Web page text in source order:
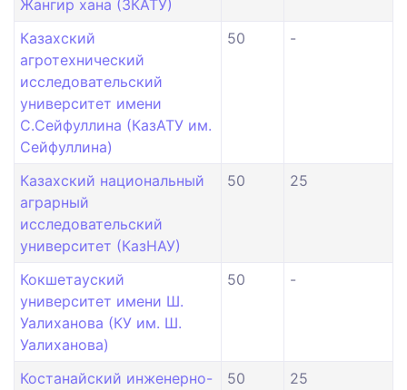
Жангир хана (ЗКАТУ)
Казахский
агротехнический
исследовательский
университет имени
С.Сейфуллина (КазАТУ им.
Сейфуллина)
50 -
Казахский национальный
аграрный
исследовательский
университет (КазНАУ)
50 25
Кокшетауский
университет имени Ш.
Уалиханова (КУ им. Ш.
Уалиханова)
50 -
Костанайский инженерно-
50 25